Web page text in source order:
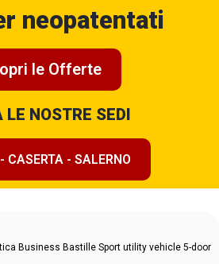
neopatentati
le Offerte
LE NOSTRE SEDI
CASERTA - SALERNO
Business Bastille Sport utility vehicle 5-door